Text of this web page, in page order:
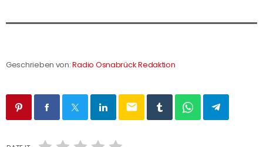
Geschrieben von:Radio Osnabrück Redaktion
email